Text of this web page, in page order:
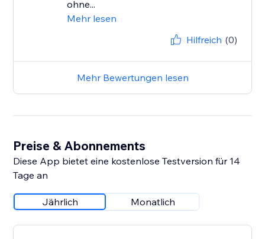
ohne...
Mehr lesen
Hilfreich (0)
Mehr Bewertungen lesen
Preise & Abonnements
Diese App bietet eine kostenlose Testversion für 14
Tage an
Jährlich Monatlich